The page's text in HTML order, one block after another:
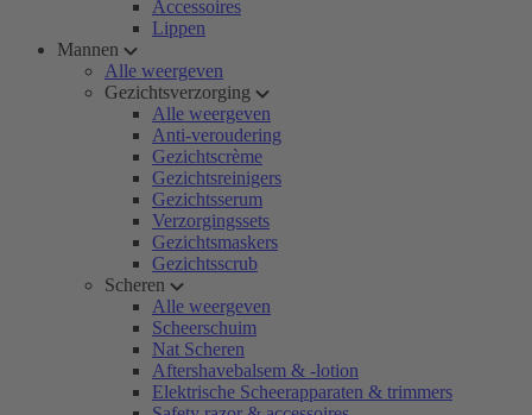
Accessoires
Lippen
Mannen
Alle weergeven
Gezichtsverzorging
Alle weergeven
Anti-veroudering
Gezichtscrème
Gezichtsreinigers
Gezichtsserum
Verzorgingssets
Gezichtsmaskers
Gezichtsscrub
Scheren
Alle weergeven
Scheerschuim
Nat Scheren
Aftershavebalsem & -lotion
Elektrische Scheerapparaten & trimmers